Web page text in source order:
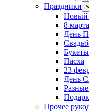
Праздники
Новый
8 марта
День
Пасха
23
День
Прочее